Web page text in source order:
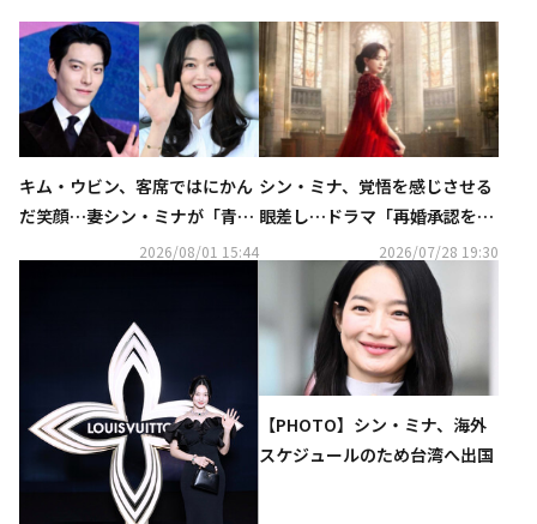
キム・ウビン、客席ではにかん
だ笑顔…妻シン・ミナが「青龍
シリーズアワード」に登場・親
2026/08/01 15:44
シン・ミナ、覚悟を感じさせる
眼差し…ドラマ「再婚承認を要
求します」予告ポスターを公
2026/07/28 19:30
【PHOTO】シン・ミナ、海外
スケジュールのため台湾へ出国